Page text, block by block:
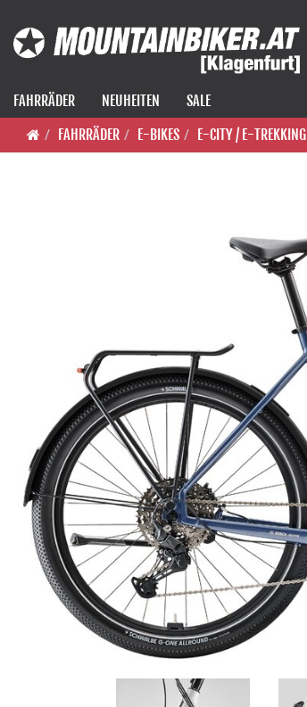
FAHRRÄDER NEUHEITEN
SALE
FAHRRÄDER
E-BIKES E-CITY / E-TREKKING